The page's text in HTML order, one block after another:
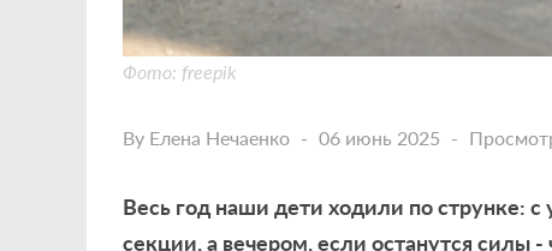
Фото: freepik
By Елена Нечаенко 06 июнь 2025
Весь год наши дети ходили по струнке:
секции, а вечером, если останутся силы